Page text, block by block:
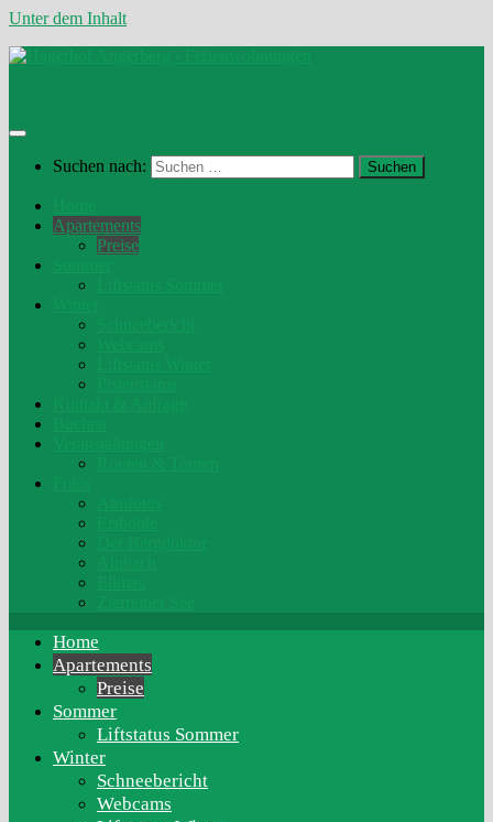
Unter dem Inhalt
Suchen nach:
Apartements
Preise
Home
Apartements
Preise
Sommer
Liftstatus Sommer
Winter
Schneebericht
Webcams